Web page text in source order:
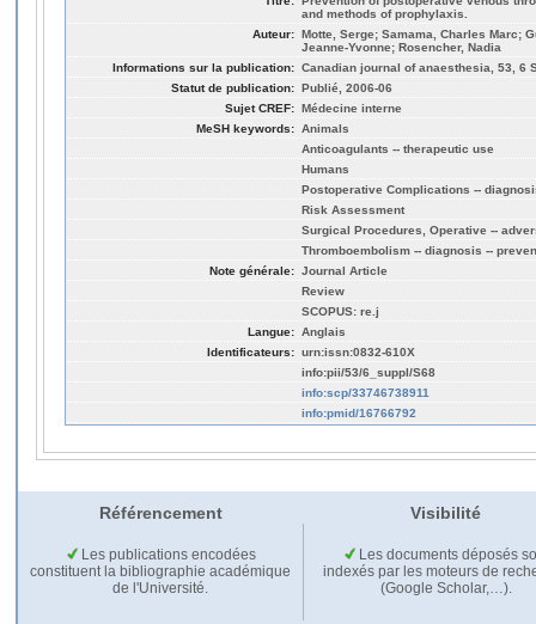
and methods of prophylaxis.
Auteur: Motte, Serge; Samama, Charles Marc;
Jeanne-Yvonne; Rosencher, Nadia
Informations sur la publication: Canadian journal of anaesthesia, 53, 6
Statut de publication: Publié, 2006-06
Sujet CREF: Médecine interne
MeSH keywords: Animals
Anticoagulants -- therapeutic use
Humans
Postoperative Complications --
Risk Assessment
Surgical Procedures, Operative --
Thromboembolism -- diagnosis --
Note générale: Journal Article
Review
SCOPUS: re.j
Langue: Anglais
Identificateurs: urn:issn:0832-610X
info:pii/53/6_suppl/S68
info:scp/33746738911
info:pmid/16766792
Référencement Visibilité
Les publications encodées
constituent la bibliographie académique
de l'Université.
Les documents déposés
indexés par les moteurs de
(Google Scholar,…).